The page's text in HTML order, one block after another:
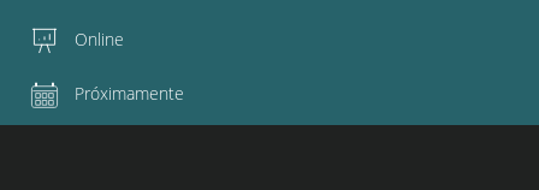
Online
Próximamente